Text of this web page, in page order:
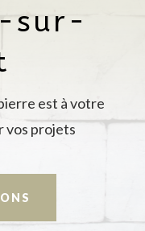
sur-
est à votre
vos projets